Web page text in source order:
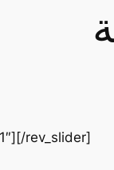
rev_slider]